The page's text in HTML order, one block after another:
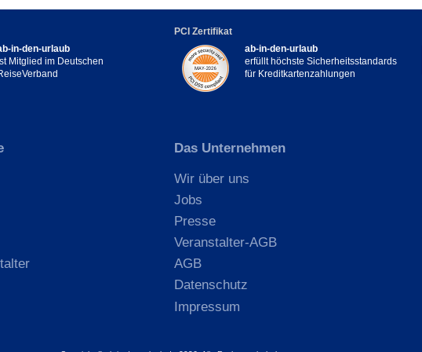
in-den-urlaub
Mitglied im Deutschen
PCI Zertifikat
ab-in-den-urlaub
erfüllt höchste Sicherheitsstandards
für Kreditkartenzahlungen
Das Unternehmen
Wir über uns
Jobs
Presse
Veranstalter-AGB
AGB
Datenschutz
Impressum